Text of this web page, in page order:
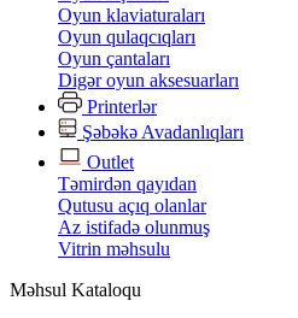
Oyun klaviaturaları
Oyun qulaqcıqları
Oyun çantaları
Digər oyun aksesuarları
Printerlər
Şəbəkə Avadanlıqları
Outlet
Təmirdən qayıdan
Qutusu açıq olanlar
Az istifadə olunmuş
Vitrin məhsulu
Məhsul Kataloqu